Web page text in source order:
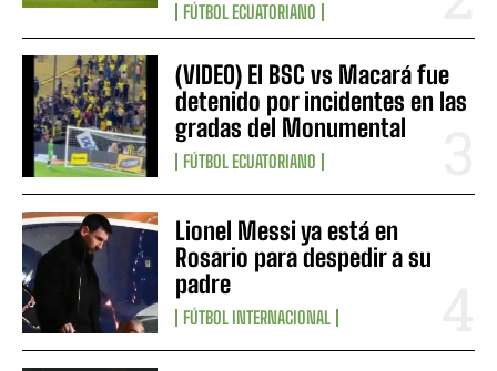
FÚTBOL ECUATORIANO
(VIDEO) El BSC vs Macará fue
detenido por incidentes en las
gradas del Monumental
FÚTBOL ECUATORIANO
Lionel Messi ya está en
Rosario para despedir a su
padre
FÚTBOL INTERNACIONAL